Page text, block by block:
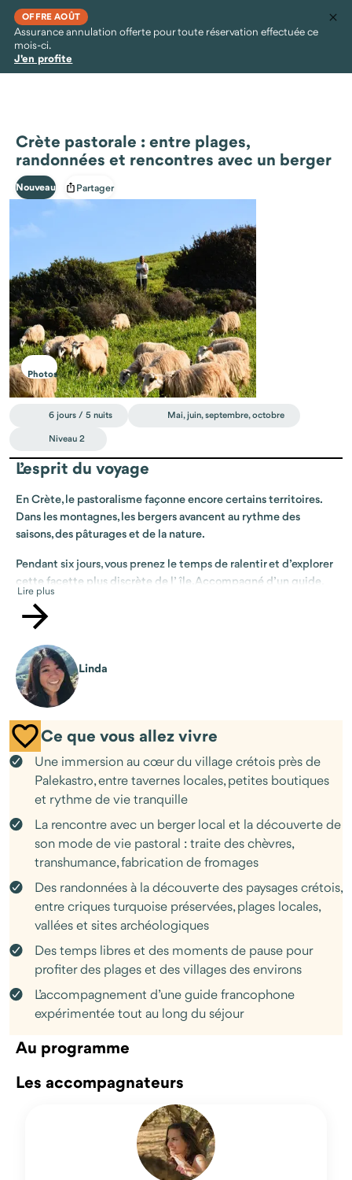
OFFRE AOÛT
Assurance annulation offerte pour toute réservation effectuée ce
mois-ci.
J'en profite
Crète pastorale : entre plages,
randonnées et rencontres avec un berger
Nouveau Partager
Photos
6 jours / 5 nuits
Mai, juin, septembre, octobre
Niveau 2
L’esprit du voyage
En Crète, le pastoralisme façonne encore certains territoires.
Dans les montagnes, les bergers avancent au rythme des
saisons, des pâturages et de la nature.
Pendant six jours, vous prenez le temps de ralentir et d’explorer
cette facette plus discrète de l’île. Accompagné d’un guide,
vous marchez sur des chemins peu fréquentés, traversez vallées,
plateaux et villages, avec des vues qui s’ouvrent parfois sur la
mer et des pauses au cœur de criques aux eaux turquoise,
accessibles à pied.
Vous rencontrez un berger qui vous fait découvrir son
quotidien, ses gestes et son rapport à la terre. Le temps
relient à un mode de vie profondément ancré dans la nature et
le temps...
Une immersion unique et accessible, entre marche, rencontres
et paysages ouverts, pour approcher la Crète autrement, loin
des itinéraires classiques.
Lire plus
Linda
Ce que vous allez vivre
Une immersion au cœur du village crétois près de
Palekastro, entre tavernes locales, petites boutiques
et rythme de vie tranquille
La rencontre avec un berger local et la découverte de
son mode de vie pastoral : traite des chèvres,
transhumance, fabrication de fromages
Des randonnées à la découverte des paysages crétois,
entre criques turquoise préservées, plages locales,
vallées et sites archéologiques
Des temps libres et des moments de pause pour
profiter des plages et des villages des environs
L’accompagnement d’une guide francophone
expérimentée tout au long du séjour
Au programme
Les accompagnateurs